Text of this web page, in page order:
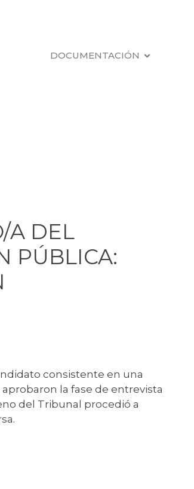
DOCUMENTACIÓN
A DEL
PÚBLICA:
consistente en una
la fase de entrevista
del Tribunal procedió a